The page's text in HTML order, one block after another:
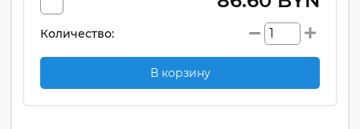
Количество:
В корзину